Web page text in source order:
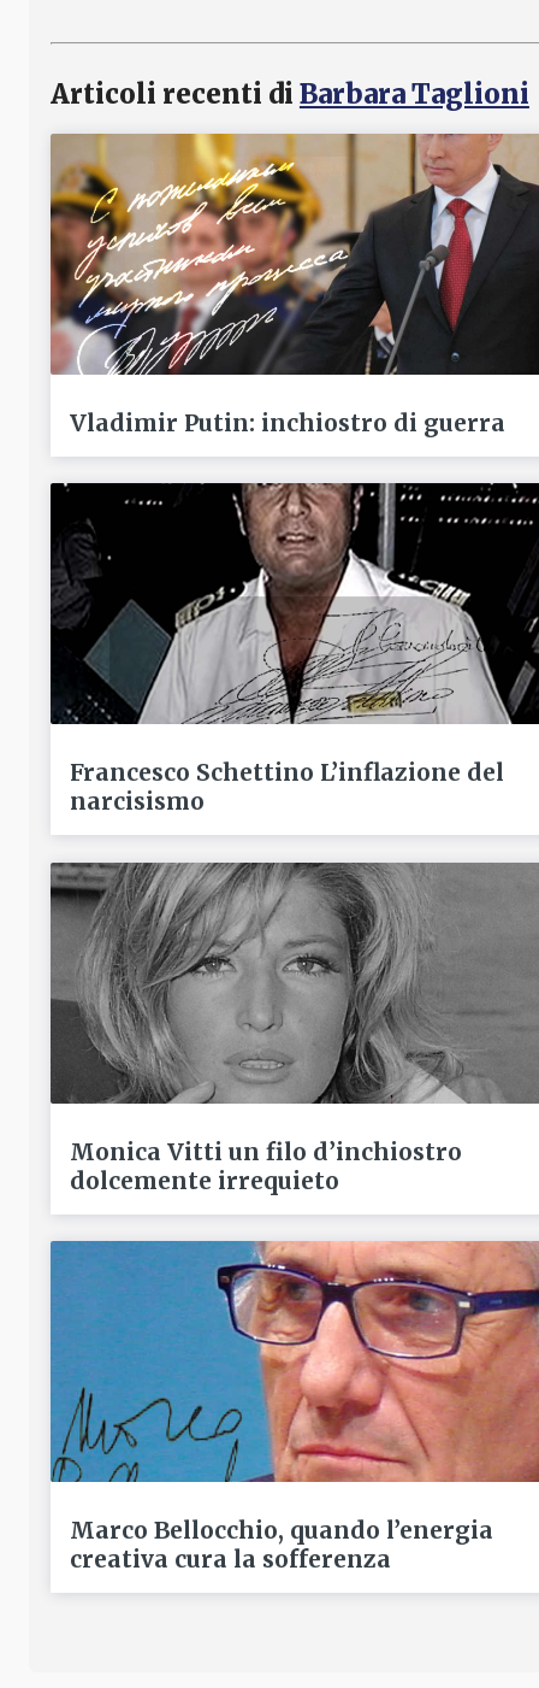
Articoli recenti di Barbara Taglioni
Vladimir Putin: inchiostro di guerra
Francesco Schettino L’inflazione del
narcisismo
Monica Vitti un filo d’inchiostro
dolcemente irrequieto
Marco Bellocchio, quando l’energia
creativa cura la sofferenza